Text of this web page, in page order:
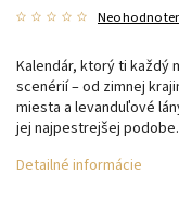
Kalendár, ktorý ti každý
scenérií – od zimnej
miesta a levanduľové
jej najpestrejšej podobe.
Detailné informácie